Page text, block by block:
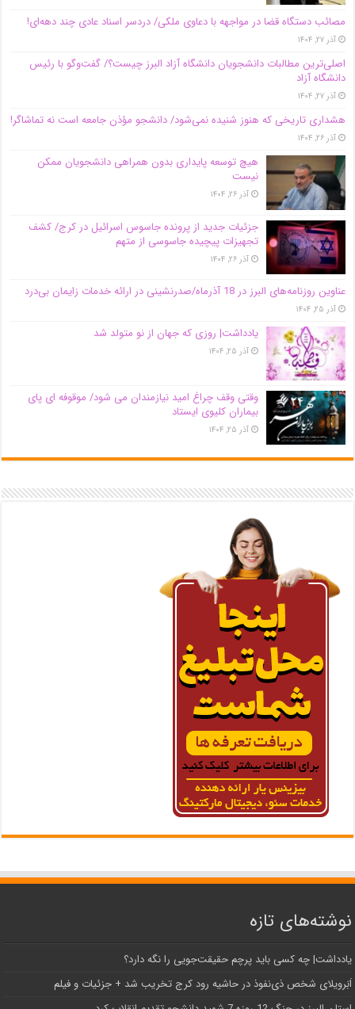
مصائب دستگاه قضا در مواجهه با دعاوی ملکی/ دردسر اسناد عادی چند‌ دهه‌ای!
آذر ۲۷, ۱۴۰۴
اصلی‌ترین مطالبات دانشجویان دانشگاه آزاد البرز چیست؟/ گفت‌وگو با رئیس
دانشگاه آز‌اد
آذر ۲۷, ۱۴۰۴
هشداری تاریخی که هنوز شنیده نمی‌شود/ دانشجو مؤذن جامعه است نه تماشاگر!
آذر ۲۶, ۱۴۰۴
هیچ توسعه پایداری بدون همراهی دانشجویان ممکن
نیست
آذر ۲۶, ۱۴۰۴
جزئیات جدید از پرونده جاسوس اسرائیل در کرج/‌ کشف
تجهیزات پیچیده جاسوسی از متهم
آذر ۲۶, ۱۴۰۴
عناوین روزنامه‌های البرز در ‌18 آذرماه/صدرنشینی در ارائه خدمات زایمان بی‌درد
آذر ۲۵, ۱۴۰۴
یادداشت| روزی که جهان از نو متولد شد
آذر ۲۵, ۱۴۰۴
وقتی وقف چراغ امید نیازمندان می شود/ موقوفه ای پای
بیماران کلیوی ایستاد
آذر ۲۵, ۱۴۰۴
نوشته‌های تازه
یادداشت| ‌چه کسی باید پرچم حقیقت‌جویی را نگه دارد؟
اَبَر‌ویلای شخص ذی‌نفوذ در حاشیه‌ رود کرج تخریب شد + جزئیات و فیلم